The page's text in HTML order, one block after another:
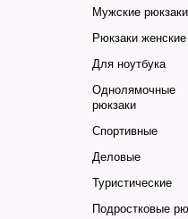
Мужские рюкзаки
Рюкзаки женские
Для ноутбука
Однолямочные
рюкзаки
Спортивные
Деловые
Туристические
Подростковые